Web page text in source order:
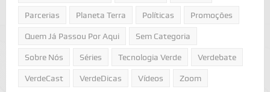
Parcerias Planeta Terra Políticas Promoções
Quem Já Passou Por Aqui Sem Categoria
Sobre Nós Séries Tecnologia Verde Verdebate
VerdeCast VerdeDicas Vídeos Zoom